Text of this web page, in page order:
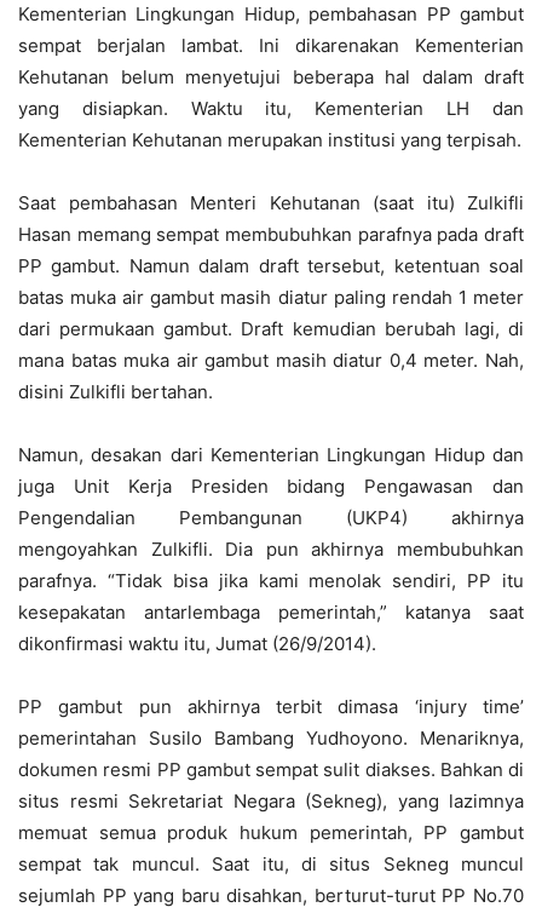
Kementerian Lingkungan Hidup, pembahasan PP gambut
sempat berjalan lambat. Ini dikarenakan Kementerian
Kehutanan belum menyetujui beberapa hal dalam draft
yang disiapkan. Waktu itu, Kementerian LH dan
Kementerian Kehutanan merupakan institusi yang terpisah.
Saat pembahasan Menteri Kehutanan (saat itu) Zulkifli
Hasan memang sempat membubuhkan parafnya pada draft
PP gambut. Namun dalam draft tersebut, ketentuan soal
batas muka air gambut masih diatur paling rendah 1 meter
dari permukaan gambut. Draft kemudian berubah lagi, di
mana batas muka air gambut masih diatur 0,4 meter. Nah,
disini Zulkifli bertahan.
Namun, desakan dari Kementerian Lingkungan Hidup dan
juga Unit Kerja Presiden bidang Pengawasan dan
Pengendalian Pembangunan (UKP4) akhirnya
mengoyahkan Zulkifli. Dia pun akhirnya membubuhkan
parafnya. “Tidak bisa jika kami menolak sendiri, PP itu
kesepakatan antarlembaga pemerintah,” katanya saat
dikonfirmasi waktu itu, Jumat (26/9/2014).
PP gambut pun akhirnya terbit dimasa ‘injury time’
pemerintahan Susilo Bambang Yudhoyono. Menariknya,
dokumen resmi PP gambut sempat sulit diakses. Bahkan di
situs resmi Sekretariat Negara (Sekneg), yang lazimnya
memuat semua produk hukum pemerintah, PP gambut
sempat tak muncul. Saat itu, di situs Sekneg muncul
sejumlah PP yang baru disahkan, berturut-turut PP No.70